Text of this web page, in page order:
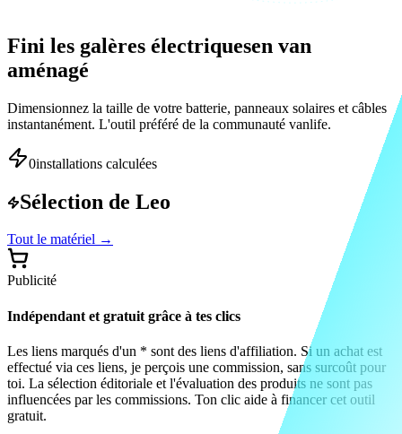
Fini les galères électriquesen van
aménagé
Dimensionnez la taille de votre batterie, panneaux solaires et câbles
instantanément. L'outil préféré de la communauté vanlife.
0installations calculées
Sélection de Leo
Tout le matériel →
Publicité
Indépendant et gratuit grâce à tes clics
Les liens marqués d'un * sont des liens d'affiliation. Si un achat est
effectué via ces liens, je perçois une commission, sans surcoût pour
toi. La sélection éditoriale et l'évaluation des produits ne sont pas
influencées par les commissions. Ton clic aide à financer cet outil
gratuit.